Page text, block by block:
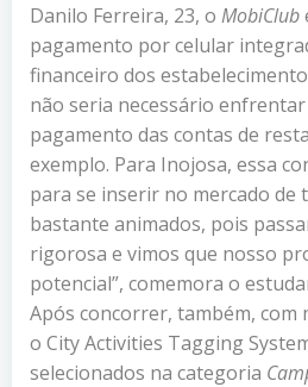
Danilo Ferreira, 23, o MobiClub
pagamento por celular
financeiro dos
não seria necessário
pagamento das contas de
exemplo. Para Inojosa, essa
para se inserir no mercado de
bastante animados, pois
rigorosa e vimos que nosso
potencial”, comemora o
Após concorrer, também, com
o City Activities Tagging
selecionados na categoria